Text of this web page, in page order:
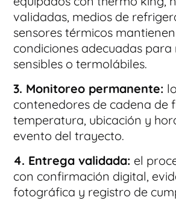
validadas, medios de
sensores térmicos
condiciones adecuadas
sensibles o termolábiles.
3. Monitoreo permanente:
contenedores de cadena de
temperatura, ubicación y
evento del trayecto.
4. Entrega validada: el
con confirmación digital,
fotográfica y registro de